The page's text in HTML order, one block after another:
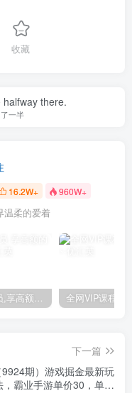
收藏
halfway there.
一半
16.2W+ 960W+
温柔的爱着
加入VIP会员,享高额的推广提成
下一篇
9924期）游戏掘金最新玩
，霸业手游单价30，单日